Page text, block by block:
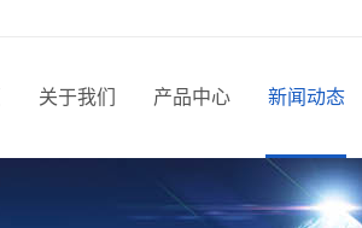
关于我们 产品中心 新闻动态